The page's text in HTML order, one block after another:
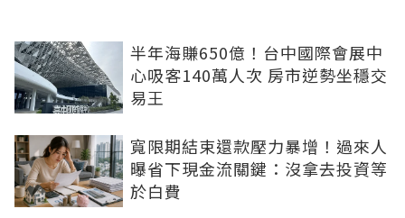
半年海賺650億！台中國際會展中
心吸客140萬人次 房市逆勢坐穩交
易王
寬限期結束還款壓力暴增！過來人
曝省下現金流關鍵：沒拿去投資等
於白費